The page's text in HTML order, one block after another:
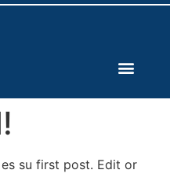
su first post. Edit or